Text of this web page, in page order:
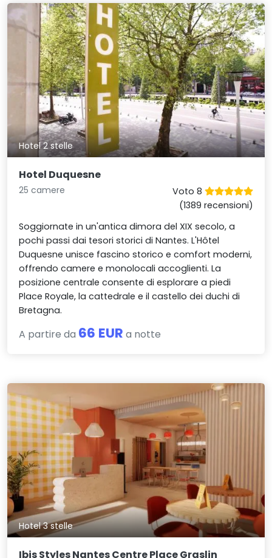
Hotel 2 stelle
Hotel Duquesne
25 camere
Voto 8
(1389 recensioni)
Soggiornate in un'antica dimora del XIX secolo, a
pochi passi dai tesori storici di Nantes. L'Hôtel
Duquesne unisce fascino storico e comfort moderni,
offrendo camere e monolocali accoglienti. La
posizione centrale consente di esplorare a piedi
Place Royale, la cattedrale e il castello dei duchi di
Bretagna.
A partire da 66 EUR a notte
Hotel 3 stelle
Ibis Styles Nantes Centre Place Graslin